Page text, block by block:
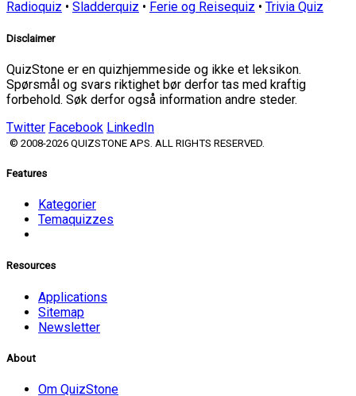
Radioquiz • Sladderquiz • Ferie og Reisequiz • Trivia Quiz
Disclaimer
QuizStone er en quizhjemmeside og ikke et leksikon.
Spørsmål og svars riktighet bør derfor tas med kraftig
forbehold. Søk derfor også information andre steder.
Twitter Facebook LinkedIn
© 2008-2026 QUIZSTONE APS. ALL RIGHTS RESERVED.
Features
Kategorier
Temaquizzes
Resources
Applications
Sitemap
Newsletter
About
Om QuizStone